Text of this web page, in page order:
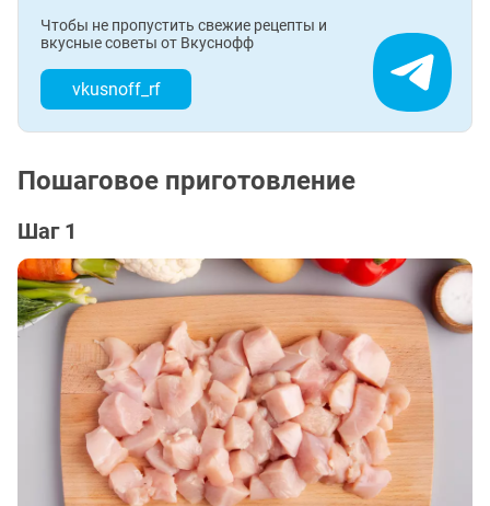
Чтобы не пропустить свежие рецепты и
вкусные советы от Вкуснофф
vkusnoff_rf
Пошаговое приготовление
Шаг 1